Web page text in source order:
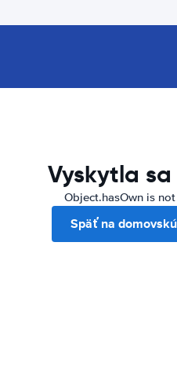
Vyskytla
Object.hasOwn is
Späť na